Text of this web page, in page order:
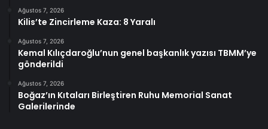
Ağustos 7, 2026
Kilis’te Zincirleme Kaza: 8 Yaralı
Ağustos 7, 2026
Kemal Kılıçdaroğlu’nun genel başkanlık yazısı TBMM’ye
gönderildi
Ağustos 7, 2026
Boğaz’ın Kıtaları Birleştiren Ruhu Memorial Sanat
Galerilerinde